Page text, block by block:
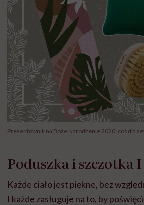
Prezentownik na Boże Narodzenie 2020: coś dla
Poduszka i szczotka
Każde ciało jest piękne, bez
I każde zasługuje na to, by